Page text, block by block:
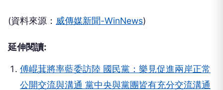
(資料來源： 威傳媒新聞-WinNews)
延伸閱讀:
傅崐萁將率藍委訪陸 國民黨：樂見促進兩岸正常
公開交流與溝通 黨中央與黨團皆有充分交流溝通